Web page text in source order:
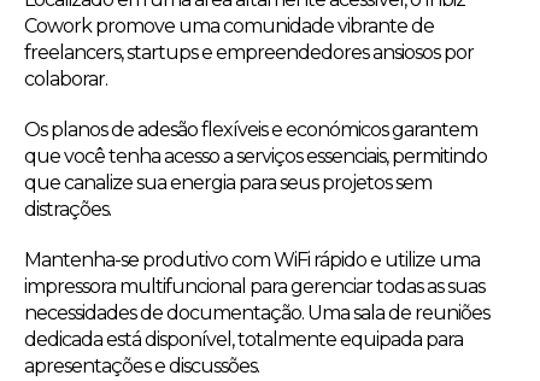
Cowork promove uma comunidade vibrante de
freelancers, startups e empreendedores ansiosos por
colaborar.
Os planos de adesão flexíveis e económicos garantem
que você tenha acesso a serviços essenciais, permitindo
que canalize sua energia para seus projetos sem
distrações.
Mantenha-se produtivo com WiFi rápido e utilize uma
impressora multifuncional para gerenciar todas as suas
necessidades de documentação. Uma sala de reuniões
dedicada está disponível, totalmente equipada para
apresentações e discussões.